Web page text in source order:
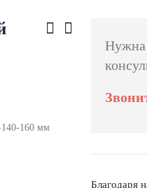
140-160 мм
Нужна
Благодаря